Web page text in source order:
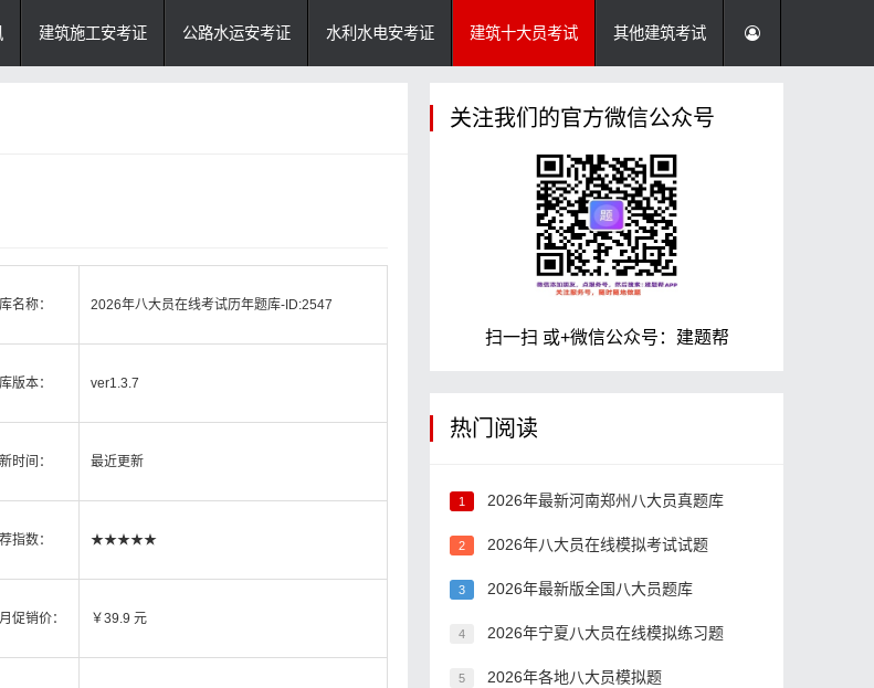
建筑施工安考证 公路水运安考证 水利水电安考证 建筑十大员考试 其他建筑考试
名称： 2026年八大员在线考试历年题库-ID:2547
版本： ver1.3.7
时间： 最近更新
指数： ★★★★★
促销价： ￥39.9 元
关注我们的官方微信公众号
扫一扫 或+微信公众号：建题帮
热门阅读
1 2026年最新河南郑州八大员真题库
2 2026年八大员在线模拟考试试题
3 2026年最新版全国八大员题库
4 2026年宁夏八大员在线模拟练习题
5 2026年各地八大员模拟题